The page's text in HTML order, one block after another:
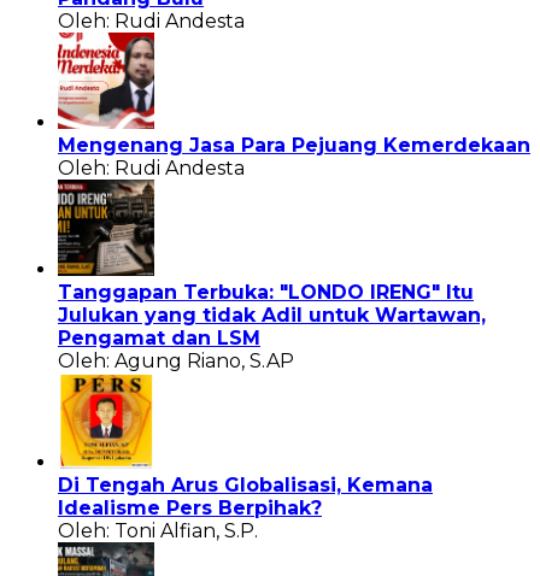
Oleh: Rudi Andesta
Mengenang Jasa Para Pejuang Kemerdekaan
Oleh: Rudi Andesta
Tanggapan Terbuka: "LONDO IRENG" Itu
Julukan yang tidak Adil untuk Wartawan,
Pengamat dan LSM
Oleh: Agung Riano, S.AP
Di Tengah Arus Globalisasi, Kemana
Idealisme Pers Berpihak?
Oleh: Toni Alfian, S.P.